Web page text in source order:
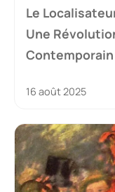
Le
Une
Contemporain
16 août 2025